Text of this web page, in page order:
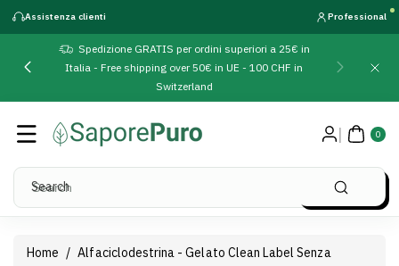
Direttamente
Ai Contenuti
Assistenza clienti Professional
Spedizione GRATIS per ordini superiori a 25€ in
Italia - Free shipping over 50€ in UE - 100 CHF in
Switzerland
Search
0
AR
TIC
Home / Alfaciclodestrina - Gelato Clean Label Senza